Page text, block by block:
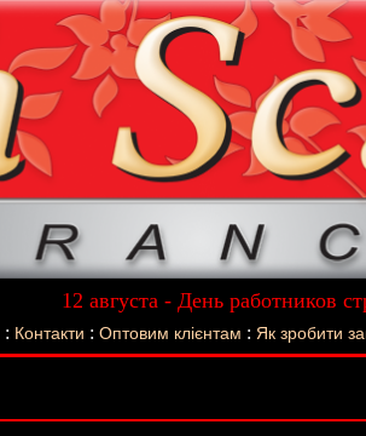
12 августа - День работников
Лучший подарок -
: Контакти : Оптовим клієнтам : Як зробити